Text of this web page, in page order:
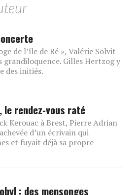
de l’île de Ré », Valérie Solvit
grandiloquence. Gilles Hertzog y
des initiés.
le rendez-vous raté
Kerouac à Brest, Pierre Adrian
d’un écrivain qui
et fuyait déjà sa propre
: des mensonges